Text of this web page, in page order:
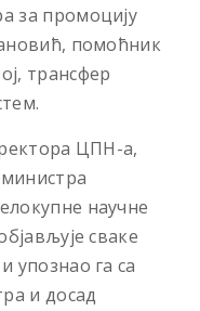
за промоцију
помоћник
трансфер
ЦПН-а,
научне
сваке
упознао га са
и досад